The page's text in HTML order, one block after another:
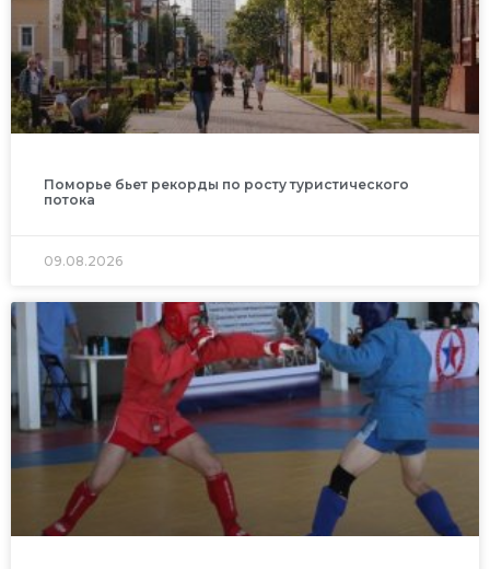
Поморье бьет рекорды по росту туристического
потока
09.08.2026